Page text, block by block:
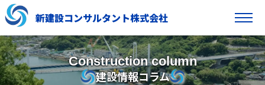
新建設コンサルタント株式会社
Construction column
建設情報コラム